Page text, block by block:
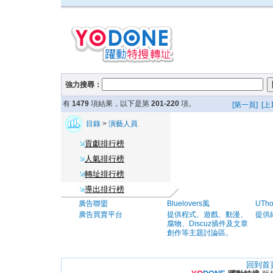
強力搜尋：
有 1479 項結果，以下是第 201-220 項。 [第一頁] [上
目錄 > 演藝人員
貢獻排行榜
人氣排行榜
轉址排行榜
導出排行榜
廣告聯盟
廣告買賣平台
Bluelovers風
提供程式、遊戲、動漫、
腐物、Discuz插件及文章
創作等主題討論區。
提供
回到首